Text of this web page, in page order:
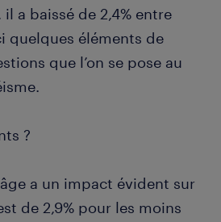
a baissé de 2,4% entre
quelques éléments de
que l’on se pose au
?
a un impact évident sur
de 2,9% pour les moins